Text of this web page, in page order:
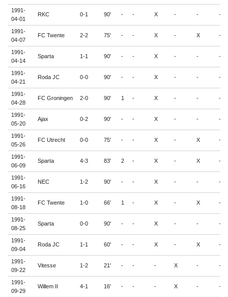
1991-
04-01
RKC 0-1 90' - - X - - -
1991-
04-07
FC Twente 2-2 75' - - X - X -
1991-
04-14
Sparta 1-1 90' - - X - - -
1991-
04-21
Roda JC 0-0 90' - - X - - -
1991-
04-28
FC Groningen 2-0 90' 1 - X - - -
1991-
05-20
Ajax 0-2 90' - - X - - -
1991-
05-26
FC Utrecht 0-0 75' - - X - X -
1991-
06-09
Sparta 4-3 83' 2 - X - X -
1991-
06-16
NEC 1-2 90' - - X - - -
1991-
08-18
FC Twente 1-0 66' 1 - X - X -
1991-
08-25
Sparta 0-0 90' - - X - - -
1991-
09-04
Roda JC 1-1 60' - - X - X -
1991-
09-22
Vitesse 1-2 21' - - - X - -
1991-
09-29
Willem II 4-1 16' - - - X - -